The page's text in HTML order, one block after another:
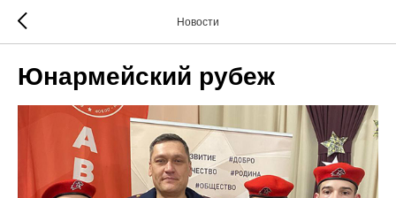
Новости
Юнармейский рубеж